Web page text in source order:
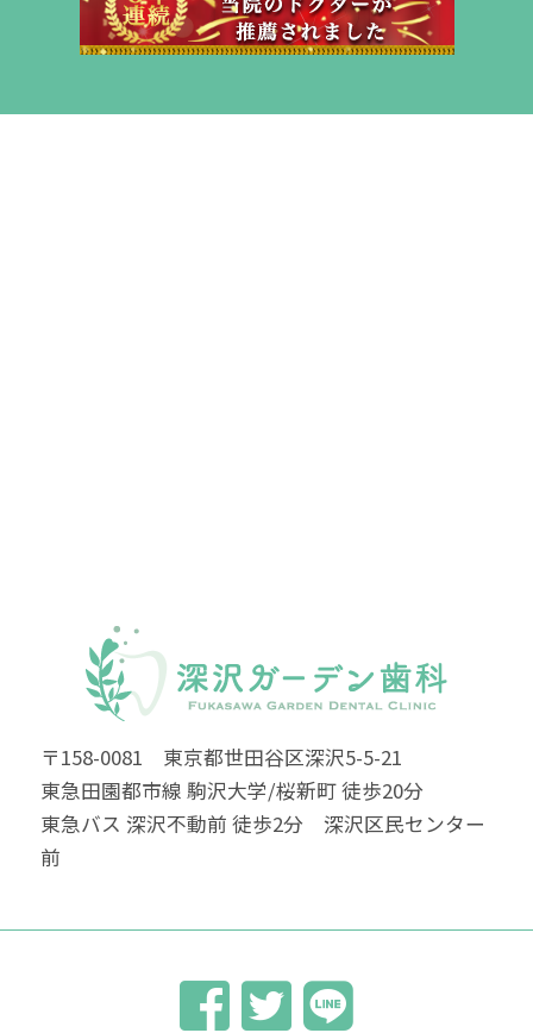
〒158-0081 東京都世田谷区深沢5-5-21
東急田園都市線 駒沢大学/桜新町 徒歩20分
東急バス 深沢不動前 徒歩2分 深沢区民センター
前